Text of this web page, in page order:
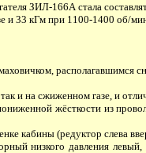
ЗИЛ-166А стала
и 33 кГм при 1100-1400 об/
располагавшимся
и на сжиженном газе, и
жёсткости из
кабины (редуктор слева
низкого давления